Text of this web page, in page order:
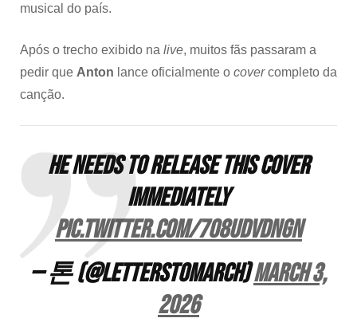
musical do país.
Após o trecho exibido na live, muitos fãs passaram a
pedir que Anton lance oficialmente o covercompleto da
canção.
he needs to release this cover
IMMEDIATELY
pic.twitter.com/708uDVDNgN
— 톤 (@letterstomarch)March 3,
2026